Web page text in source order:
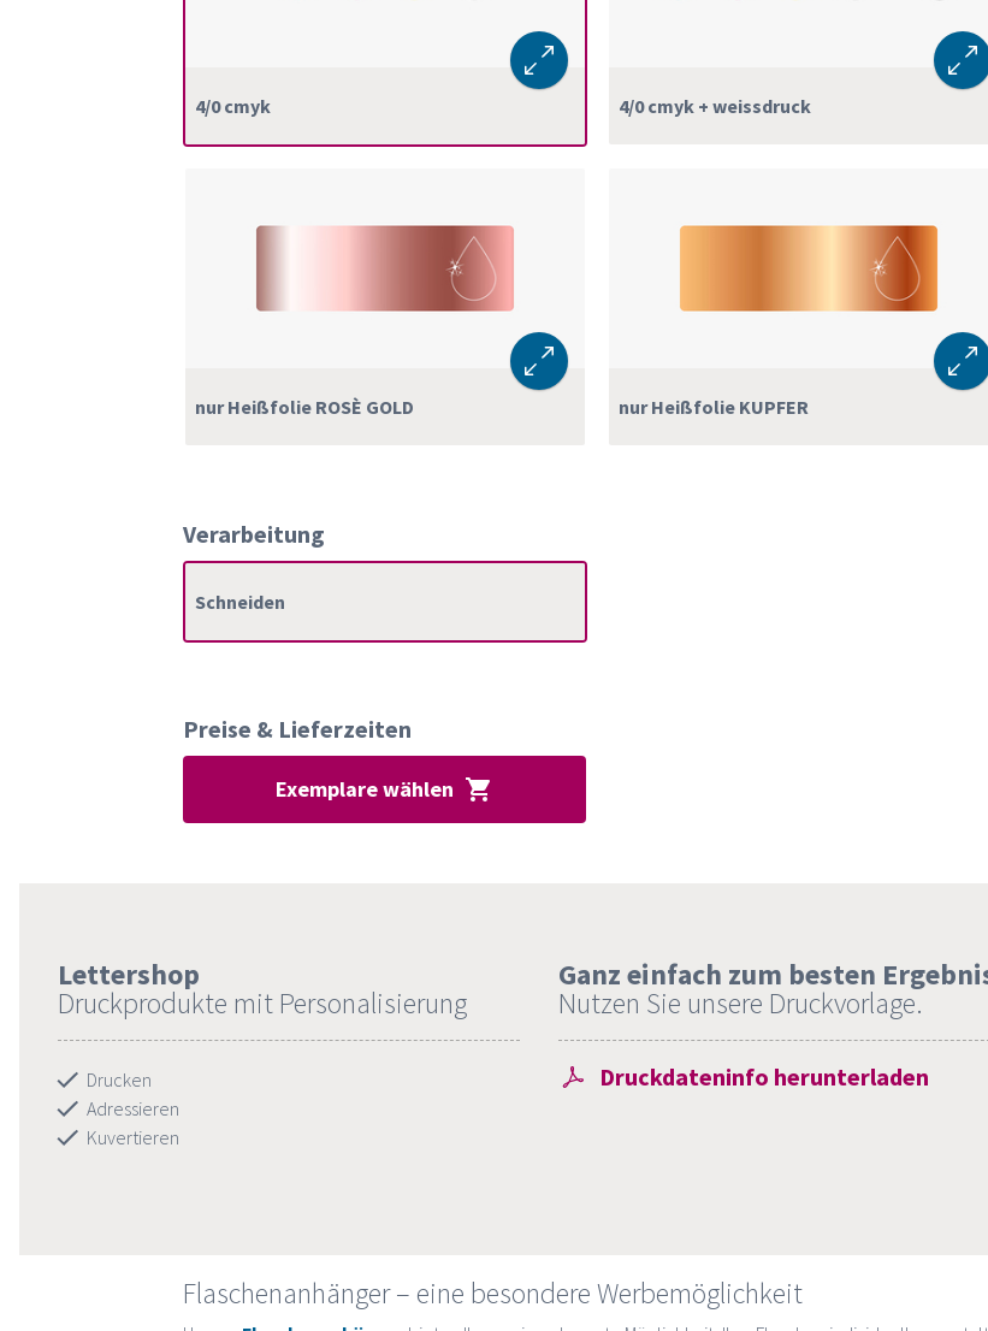
4/0 cmyk 4/0 cmyk + weissdruck
nur Heißfolie ROSÈ GOLD nur Heißfolie KUPFER
Verarbeitung
Schneiden
Preise & Lieferzeiten
Exemplare wählen
Lettershop
Druckprodukte mit Personalisierung
Drucken
Adressieren
Kuvertieren
Ganz einfach zum besten
Nutzen Sie unsere Druckvorlage.
Druckdateninfo herunterladen
Flaschenanhänger – eine besondere Werbemöglichkeit